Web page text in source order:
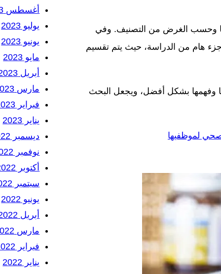
وحسب الغرض من التصنيف. وفي
جزء هام من الدراسة، حيث يتم تقسيم
وفهمها بشكل أفضل، ويجعل البحث
لموظفيها
أغسطس 2023
يوليو 2023
يونيو 2023
مايو 2023
أبريل 2023
مارس 2023
فبراير 2023
يناير 2023
ديسمبر 2022
نوفمبر 2022
أكتوبر 2022
سبتمبر 2022
يونيو 2022
أبريل 2022
مارس 2022
فبراير 2022
يناير 2022